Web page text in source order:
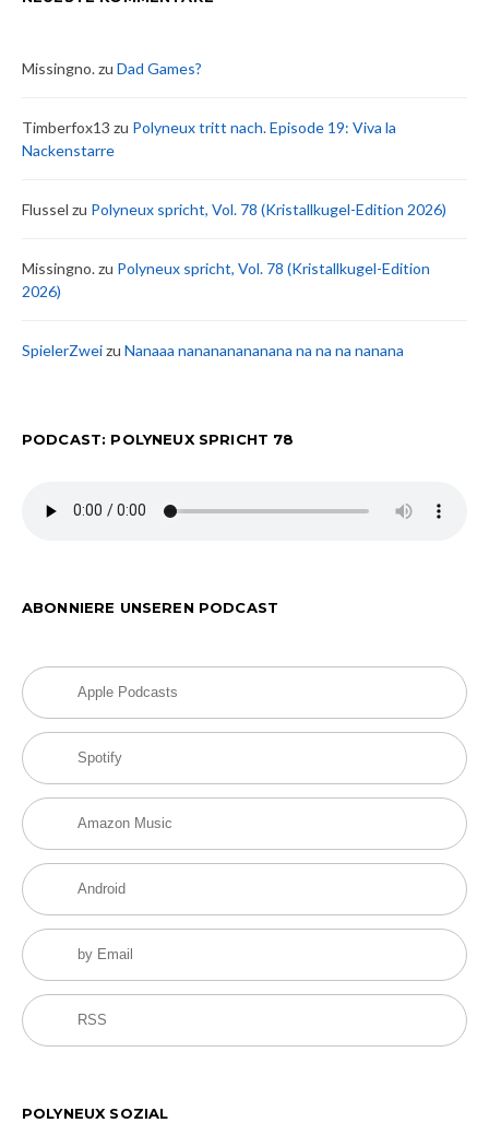
Missingno.zu Dad Games?
Timberfox13 zu Polyneux tritt nach. Episode 19: Viva la
Nackenstarre
Flussel zu Polyneux spricht, Vol. 78 (Kristallkugel-Edition 2026)
Missingno.zu Polyneux spricht, Vol. 78 (Kristallkugel-Edition
2026)
SpielerZweizu Nanaaa nanananananana na na na nanana
PODCAST: POLYNEUX SPRICHT 78
ABONNIERE UNSEREN PODCAST
Apple Podcasts
Spotify
Amazon Music
Android
by Email
RSS
POLYNEUX SOZIAL